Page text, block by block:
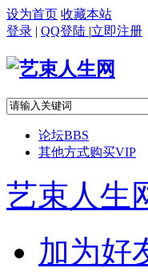
设为首页 收藏本站
登录 | QQ登陆 |立即注册
论坛BBS
其他方式购买VIP
艺束人生
加为好